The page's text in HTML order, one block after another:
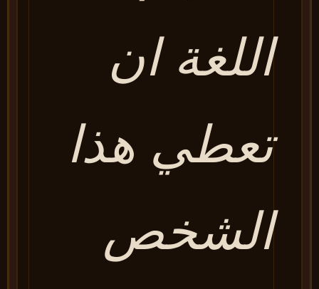
اللغة ان
تعطي هذا
الشخص